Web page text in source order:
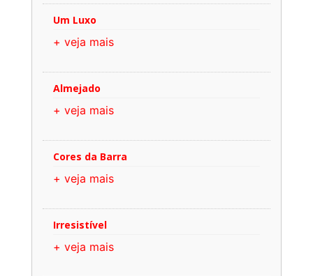
Um Luxo
+ veja mais
Almejado
+ veja mais
Cores da Barra
+ veja mais
Irresistível
+ veja mais